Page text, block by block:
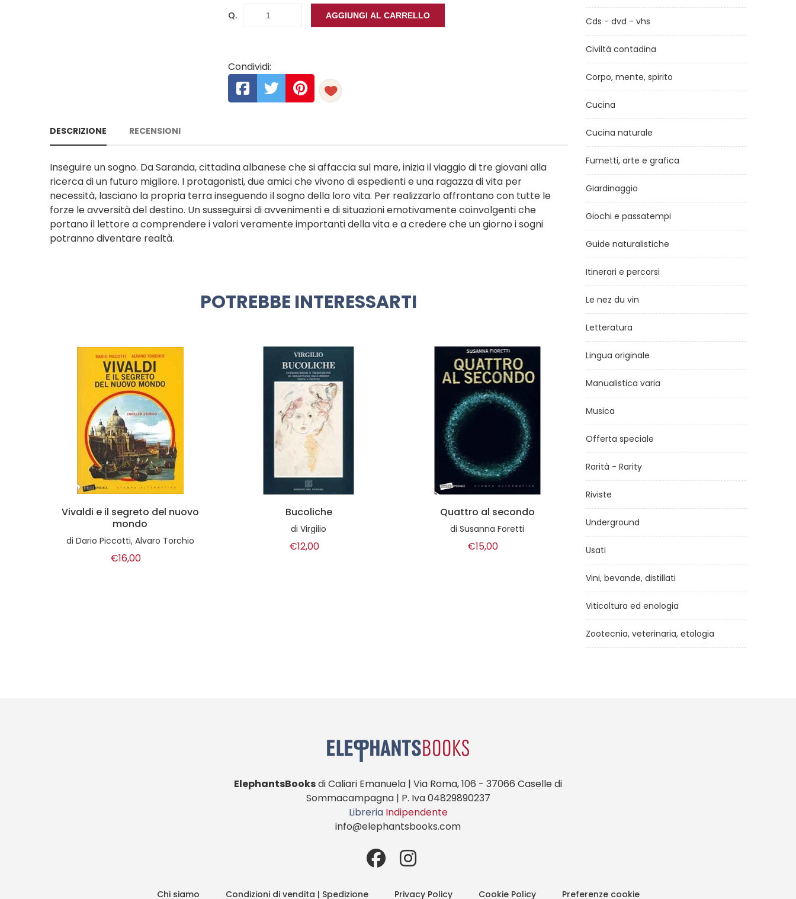
Q. AGGIUNGI AL CARRELLO
Condividi:
DESCRIZIONE RECENSIONI
Inseguire un sogno. Da Saranda, cittadina albanese che si affaccia sul mare, inizia il viaggio di tre giovani alla
ricerca di un futuro migliore. I protagonisti, due amici che vivono di espedienti e una ragazza di vita per
necessità, lasciano la propria terra inseguendo il sogno della loro vita. Per realizzarlo affrontano con tutte le
forze le avversità del destino. Un susseguirsi di avvenimenti e di situazioni emotivamente coinvolgenti che
portano il lettore a comprendere i valori veramente importanti della vita e a credere che un giorno i sogni
potranno diventare realtà.
POTREBBE INTERESSARTI
Bucoliche
diVirgilio
€12,00
Quattro al secondo
Susanna Foretti
€15,00
Vita morte visioni
diTimothy Leary
€6,00
Il migliore amico dell'orso
di
Cds - dvd - vhs
Civiltà contadina
Corpo, mente, spirito
Cucina
Cucina naturale
Fumetti, arte e grafica
Giardinaggio
Giochi e passatempi
Guide naturalistiche
Itinerari e percorsi
Le nez du vin
Letteratura
Lingua originale
Manualistica varia
Musica
Offerta speciale
Rarità - Rarity
Riviste
Underground
Usati
Vini, bevande, distillati
Viticoltura ed enologia
Zootecnia, veterinaria, etologia
ElephantsBooksdi Caliari Emanuela | Via Roma, 106 - 37066 Caselle di
Sommacampagna | P. Iva 04829890237
Libreria Indipendente
info@elephantsbooks.com
Chi siamo Condizioni di vendita | Spedizione Privacy Policy Cookie Policy Preferenze cookie